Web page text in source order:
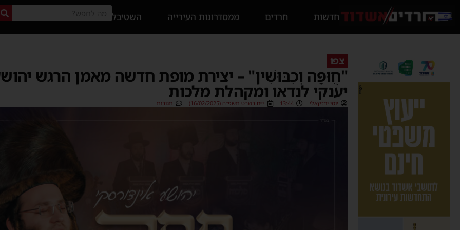
חדשות חרדים ממסדרונות העירייה השטיבל
צפו
"חֻוּפָּה וְכִבּוּשִׁין" – יצירת מופת חדשה מאמן הרגש
יענקי לנדאו ומקהלת מלכות
יוסי יחזקאלי 13:44 י״ח בשבט תשפ״ה (16/02/2025) תגובות